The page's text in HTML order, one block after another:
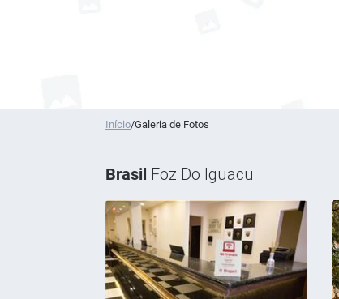
Início/Galeria de Fotos
Brasil Foz Do Iguacu